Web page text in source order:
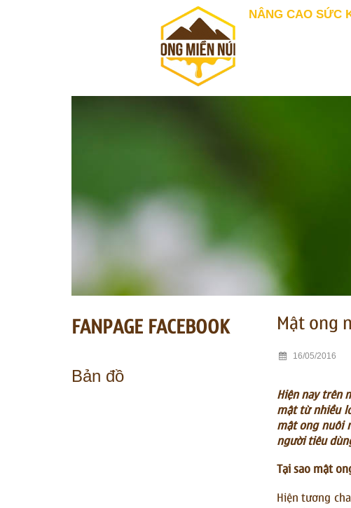
NÂNG CAO SỨC
FANPAGE FACEBOOK
Bản đồ
Mật ong
16/05/2016
Hiện nay trên
mật từ nhiều
mật ong nuôi
người tiêu
Tại sao mật
Hiện tương